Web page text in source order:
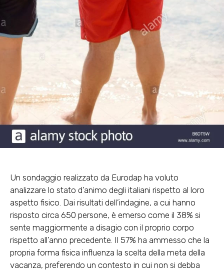
Un sondaggio realizzato da Eurodap ha voluto
analizzare lo stato d’animo degli italiani rispetto al loro
aspetto fisico. Dai risultati dell’indagine, a cui hanno
risposto circa 650 persone, è emerso come il 38% si
sente maggiormente a disagio con il proprio corpo
rispetto all’anno precedente. Il 57% ha ammesso che la
propria forma fisica influenza la scelta della meta della
vacanza, preferendo un contesto in cui non si debba